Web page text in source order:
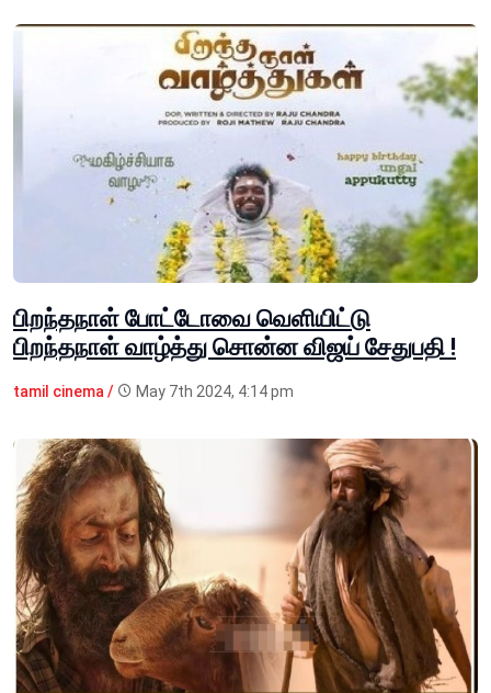
பிறந்தநாள் போட்டோவை வெளியிட்டு
பிறந்தநாள் வாழ்த்து சொன்ன விஜய் சேதுபதி !
tamil cinema / May 7th 2024, 4:14 pm